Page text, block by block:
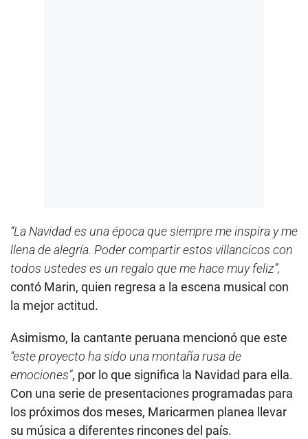
“La Navidad es una época que siempre me inspira y me
llena de alegría. Poder compartir estos villancicos con
todos ustedes es un regalo que me hace muy feliz”,
contó Marin, quien regresa a la escena musical con
la mejor actitud.
Asimismo, la cantante peruana mencionó que este
“este proyecto ha sido una montaña rusa de
emociones”, por lo que significa la Navidad para ella.
Con una serie de presentaciones programadas para
los próximos dos meses, Maricarmen planea llevar
su música a diferentes rincones del país.